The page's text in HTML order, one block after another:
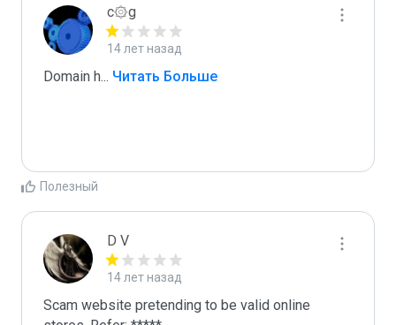
c۞g
14 лет назад
Domain h... Читать Больше
Полезный
D V
14 лет назад
Scam website pretending to be valid online